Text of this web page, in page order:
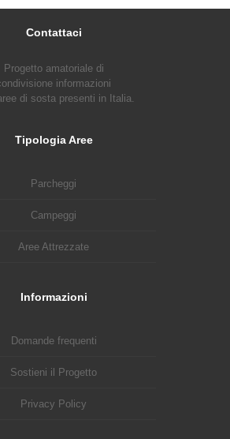
Contattaci
Progetto amatoriale di
informazioni
di sosta presenti in Italia.
Tipologia Aree
Parcheggi
Campeggi
Aree Attrezzate
Informazioni
Domande frequenti
Sostieni il Progetto
Privacy Policy